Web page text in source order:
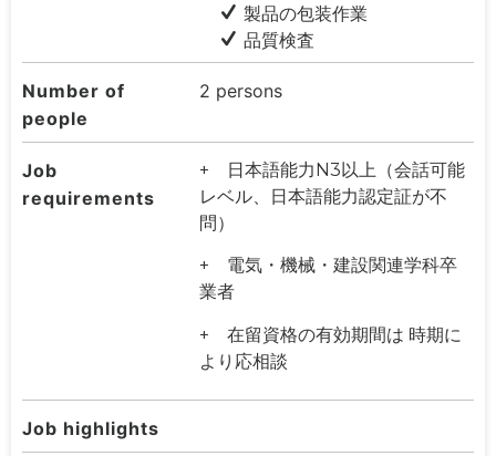
製品の包装作業
品質検査
Number of
people
2 persons
Job
requirements
+ 日本語能力N3以上（会話可能
レベル、日本語能力認定証が不
問）
+ 電気・機械・建設関連学科卒
業者
+ 在留資格の有効期間は 時期に
より応相談
Job highlights